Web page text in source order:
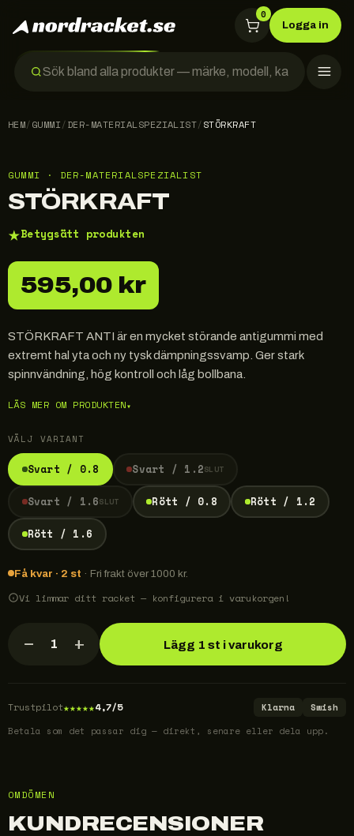
0
Logga in
HEM/GUMMI/DER-MATERIALSPEZIALIST/STÖRKRAFT
GUMMI · DER-MATERIALSPEZIALIST
STÖRKRAFT
★Betygsätt produkten
595,00 kr
STÖRKRAFT ANTI är en mycket störande antigummi med
extremt hal yta och ny tysk dämpningssvamp. Ger stark
spinnvändning, hög kontroll och låg bollbana.
LÄS MER OM PRODUKTEN▾
VÄLJ VARIANT
Svart / 0.8 Svart / 1.2SLUT
Svart / 1.6SLUT Rött / 0.8 Rött / 1.2
Rött / 1.6
Få kvar · 2 st · Fri frakt över 1000 kr.
Vi limmar ditt racket — konfigurera i varukorgen!
− 1 + Lägg 1 st i varukorg
Trustpilot★★★★★4,7/5 Klarna
Swish
Betala som det passar dig — direkt, senare eller dela upp.
OMDÖMEN
KUNDRECENSIONER